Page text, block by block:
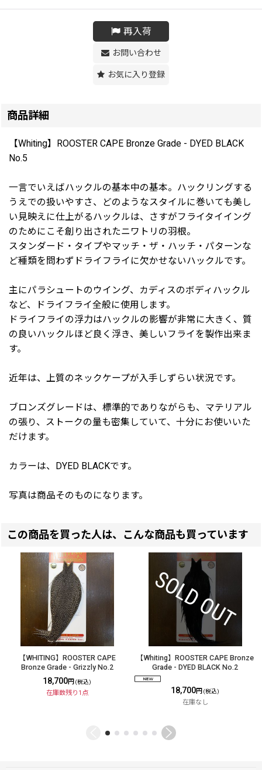
再入荷
お問い合わせ
お気に入り登録
商品詳細
【Whiting】ROOSTER CAPE Bronze Grade - DYED BLACK
No.5
一言でいえばハックルの基本中の基本。ハックリングする
うえでの扱いやすさ、どのようなスタイルに巻いても美し
い見映えに仕上がるハックルは、さすがフライタイイング
のためにこそ創り出されたニワトリの羽根。
スタンダード・タイプやマッチ・ザ・ハッチ・パターンな
ど種類を問わずドライフライに欠かせないハックルです。
主にパラシュートのウイング、カディスのボディハックル
など、ドライフライ全般に使用します。
ドライフライの浮力はハックルの影響が非常に大きく、質
の良いハックルほど良く浮き、美しいフライを製作出来ま
す。
近年は、上質のネックケープが入手しずらい状況です。
ブロンズグレードは、標準的でありながらも、マテリアル
の張り、ストークの量も密集していて、十分にお使いいた
だけます。
カラーは、DYED BLACKです。
写真は商品そのものになります。
この商品を買った人は、こんな商品も買っています
【WHITING】ROOSTER CAPE
Bronze Grade - Grizzly No.2
18,700円 (税込)
在庫数残り1点
【Whiting】ROOSTER CAPE Bronze
Grade - DYED BLACK No.2
18,700円 (税込)
在庫なし